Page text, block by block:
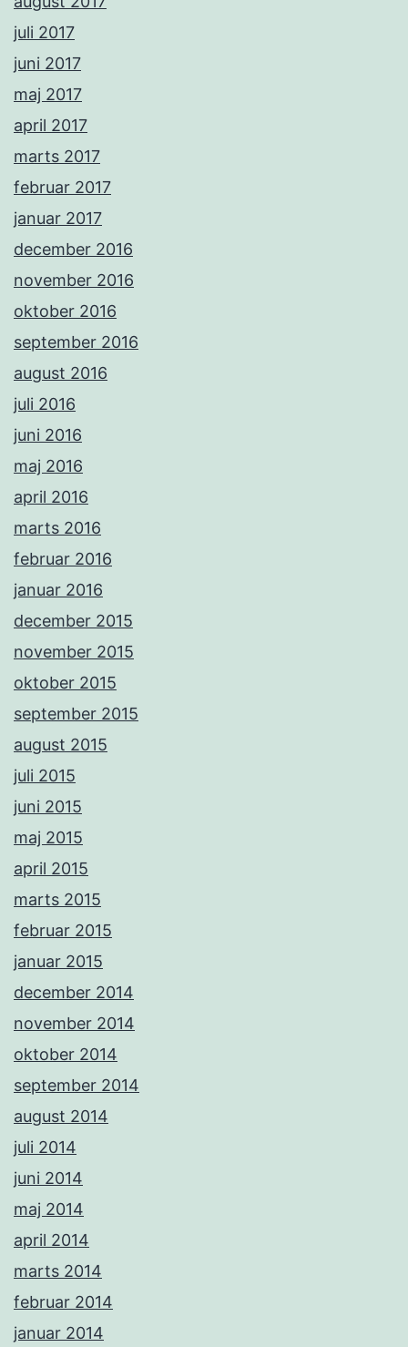
juli 2017
juni 2017
maj 2017
april 2017
marts 2017
februar 2017
januar 2017
december 2016
november 2016
oktober 2016
september 2016
august 2016
juli 2016
juni 2016
maj 2016
april 2016
marts 2016
februar 2016
januar 2016
december 2015
november 2015
oktober 2015
september 2015
august 2015
juli 2015
juni 2015
maj 2015
april 2015
marts 2015
februar 2015
januar 2015
december 2014
november 2014
oktober 2014
september 2014
august 2014
juli 2014
juni 2014
maj 2014
april 2014
marts 2014
februar 2014
januar 2014